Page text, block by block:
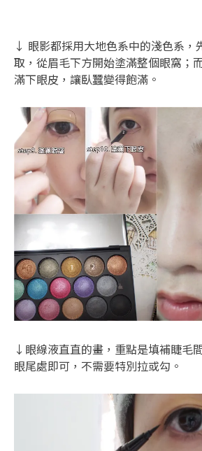
↓ 眼影都採用大地色系中的淺色系，
取，從眉毛下方開始塗滿整個眼窩；
滿下眼皮，讓臥蠶變得飽滿。
↓眼線液直直的畫，重點是填補睫毛
眼尾處即可，不需要特別拉或勾。